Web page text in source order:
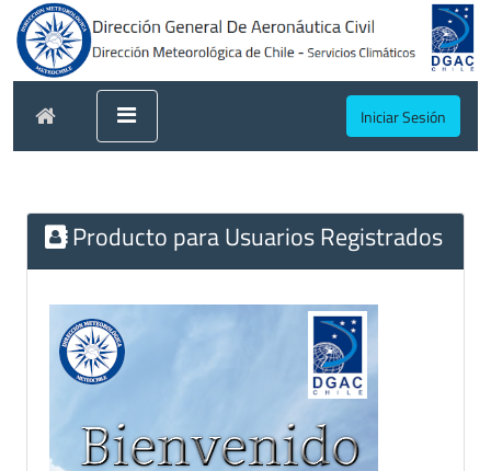
Iniciar Sesión
Producto para Usuarios Registrados